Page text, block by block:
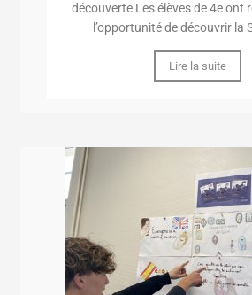
découverte Les élèves de 4e ont
l’opportunité de découvrir la
Lire la suite